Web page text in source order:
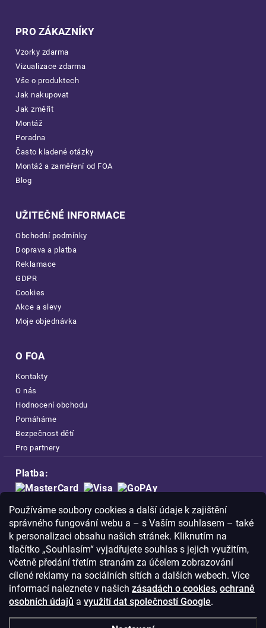
Používáme soubory cookies a další údaje k zajištění
správného fungování webu a – s Vaším souhlasem – také
k personalizaci obsahu našich stránek. Kliknutím na
tlačítko „Souhlasím“ vyjadřujete souhlas s jejich využitím,
včetně předání třetím stranám za účelem zobrazování
cílené reklamy na sociálních sítích a dalších webech. Více
informací naleznete v našich zásadách o cookies, ochraně
osobních údajů a využití dat společností Google.
PRO ZÁKAZNÍKY
Vzorky zdarma
Vizualizace zdarma
Vše o produktech
Jak nakupovat
Jak změřit
Montáž
Poradna
Často kladené otázky
Montáž a zaměření od FOA
Blog
UŽITEČNÉ INFORMACE
Obchodní podmínky
Doprava a platba
Reklamace
GDPR
Cookies
Akce a slevy
Moje objednávka
O FOA
Kontakty
O nás
Hodnocení obchodu
Pomáháme
Bezpečnost dětí
Pro partnery
Platba:
Doprava:
Nakupujte na FOA bezpečně a bez obav.
Díky HTTPS protokolu jsou Vaše citlivá
data v naprostém bezpečí.